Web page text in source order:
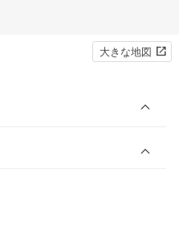
大きな地図